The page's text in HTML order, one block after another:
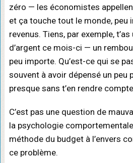
zéro — les économistes
et ça touche tout le monde, peu
revenus. Tiens, par exemple,
d’argent ce mois-ci — un
peu importe. Qu’est-ce qui se
souvent à avoir dépensé un peu
presque sans t’en rendre
C’est pas une question de
la psychologie
méthode du budget à l’envers
ce problème.